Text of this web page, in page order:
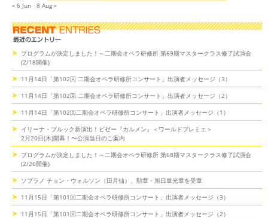
« 6 Jun 8 Aug »
プログラムが決定しました！～二期会オペラ研修所 第69期マスタークラス修了試演会
(2/18開催)
11月14日「第102回 二期会オペラ研修所コンサート」出演者メッセージ（3）
11月14日「第102回 二期会オペラ研修所コンサート」出演者メッセージ（2）
11月14日「第102回二期会オペラ研修所コンサート」出演者メッセージ（1）
イリーナ・ブルック新演出！ビゼー『カルメン』＜ワールドプレミエ＞
2月20日(木)開幕！〜公演当日のご案内
プログラムが決定しました！～二期会オペラ研修所 第68期マスタークラス修了試演会
(2/26開催)
ソプラノ チョン・ウォルソン（田月仙）、勲章・旭日単光章を受章
11月15日「第101回二期会オペラ研修所コンサート」出演者メッセージ（3）
11月15日「第101回二期会オペラ研修所コンサート」出演者メッセージ（2）